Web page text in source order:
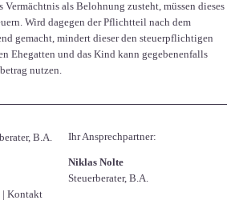
Vermächtnis als Belohnung zusteht, müssen dieses
Wird dagegen der Pflichtteil nach dem
gemacht, mindert dieser den steuerpflichtigen
Ehegatten und das Kind kann gegebenenfalls
nutzen.
Ihr Ansprechpartner:
Niklas Nolte
Steuerberater, B.A.
| Kontakt